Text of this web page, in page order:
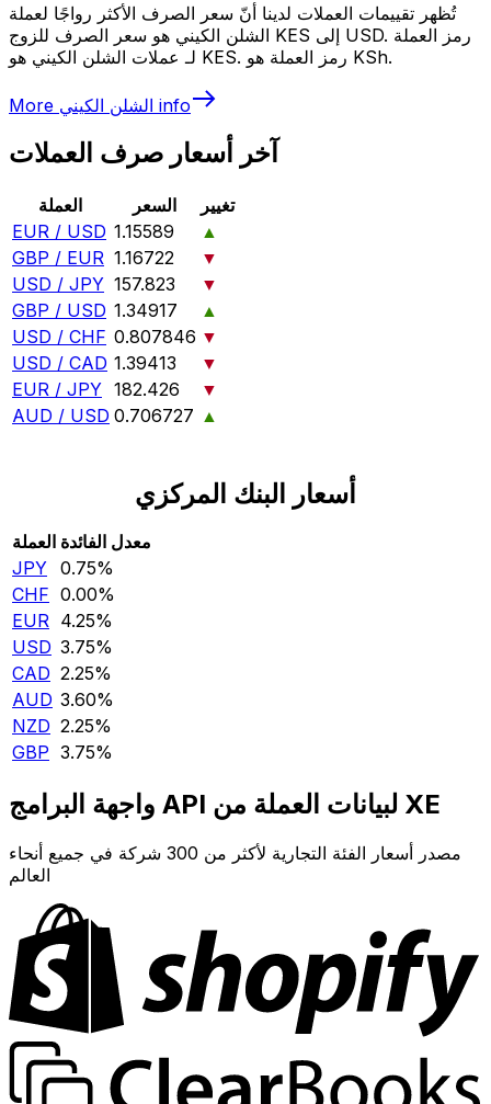
تُظهر تقييمات العملات لدينا أنّ سعر الصرف الأكثر رواجًا لعملة
الشلن الكيني هو سعر الصرف للزوج KES إلى USD. رمز العملة
لـ عملات الشلن الكيني هو KES. رمز العملة هو KSh.
More الشلن الكيني info
آخر أسعار صرف العملات
العملة السعر
تغيير
EUR / USD 1.15589
▲
GBP / EUR 1.16722
▼
USD / JPY 157.823
▼
GBP / USD 1.34917
▲
USD / CHF 0.807846 ▼
USD / CAD 1.39413
▼
EUR / JPY 182.426
▼
AUD / USD 0.706727 ▲
أسعار البنك المركزي
العملة معدل الفائدة
JPY 0.75‎%‎
CHF 0.00‎%‎
EUR 4.25‎%‎
USD 3.75‎%‎
CAD 2.25‎%‎
AUD 3.60‎%‎
NZD 2.25‎%‎
GBP 3.75‎%‎
واجهة البرامج API لبيانات العملة من XE
مصدر أسعار الفئة التجارية لأكثر من 300 شركة في جميع أنحاء
العالم